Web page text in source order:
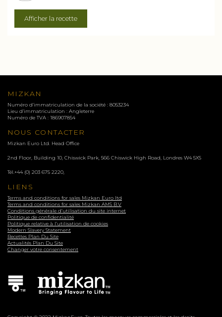
Afficher la recette
MIZKAN
Numéro d’immatriculation de la société : 8053234
Lieu d’immatriculation : Angleterre
Numéro de TVA : 186907854
NOUS CONTACTER
Mizkan Euro Ltd. Head Office
2nd Floor, Building 10, Chiswick Park, 566 Chiswick High Road, Londres W4 5XS
Tél. +44 (0) 203 675 2220
LIENS
Terms and conditions for sales Mizkan Euro ltd
Terms and conditions for sales Mizkan AMS B.V
Conditions générale d’utilisation du site internet
Politique de confidentialité
Politique relative à l’utilisation de cookies
Modern Slavery Statement
Recettes Plan Du Site
Actualités Plan Du Site
Changer votre consentement